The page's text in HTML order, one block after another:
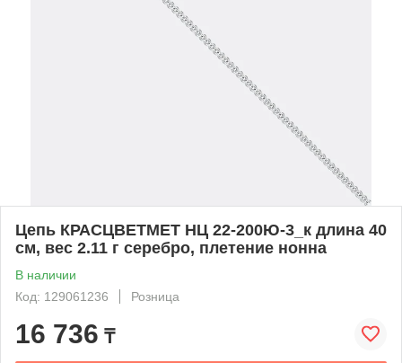
Цепь КРАСЦВЕТМЕТ НЦ 22-200Ю-3_к длина 40
см, вес 2.11 г серебро, плетение нонна
В наличии
Код: 129061236
Розница
16 736 ₸